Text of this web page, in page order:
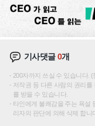
기사댓글0개
200자까지 쓰실 수 있습니다. (
저작권 등 다른 사람의 권리를
를 받을 수 있습니다.
타인에게 불쾌감을 주는 욕설
리자의 판단에 의해 삭제 합니